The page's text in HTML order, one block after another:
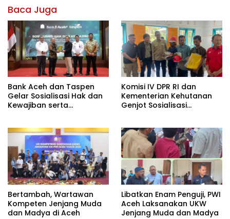
Baca Juga
Bank Aceh dan Taspen
Gelar Sosialisasi Hak dan
Kewajiban serta
Komisi IV DPR RI dan
Kementerian Kehutanan
Genjot Sosialisasi
Bertambah, Wartawan
Kompeten Jenjang Muda
dan Madya di Aceh
Libatkan Enam Penguji, PWI
Aceh Laksanakan UKW
Jenjang Muda dan Madya